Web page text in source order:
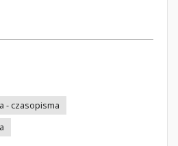
- czasopisma